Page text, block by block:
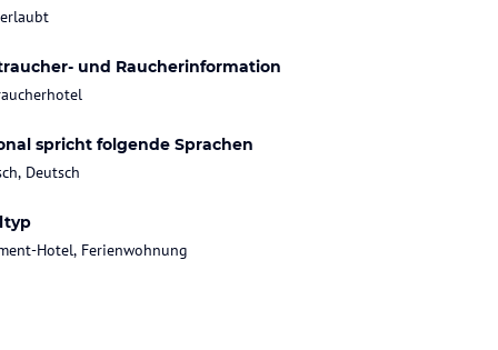
und Raucherinformation
spricht folgende Sprachen
Deutsch
Hotel, Ferienwohnung